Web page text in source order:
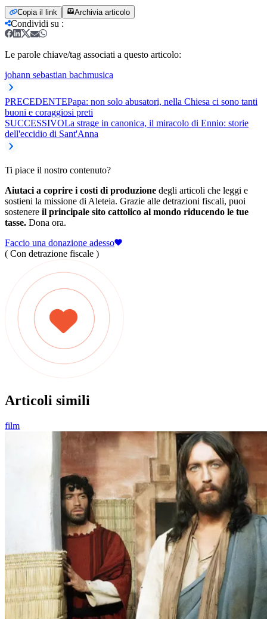
Copia il link Archivia articolo
Condividi su :
Le parole chiave/tag associati a questo articolo:
johann sebastian bachmusica
PRECEDENTEPapa: non solo abusatori, nella Chiesa ci sono tanti
buoni e coraggiosi preti
SUCCESSIVOLa strage in canonica, il miracolo di Ennio: storie
dell'eccidio di Sant'Anna
Ti piace il nostro contenuto?
Aiutaci a coprire i costi di produzione degli articoli che leggi e
sostieni la missione di Aleteia. Grazie alle detrazioni fiscali, puoi
sostenere il principale sito cattolico al mondo riducendo le tue
tasse. Dona ora.
Faccio una donazione adesso
( Con detrazione fiscale )
Articoli simili
film